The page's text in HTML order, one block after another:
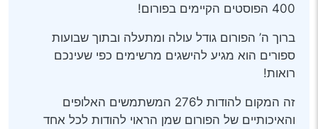
400 הפוסטים הקיימים בפורום!
ברוך ה’ הפורום גודל עולה ומתעלה ובתוך שבועות
ספורים הוא מגיע להישגים מרשימים כפי שעינכם
רואות!
זה המקום להודות ל276 המשתמשים האלופים
והאיכותיים של הפורום שמן הראוי להודות לכל אחד